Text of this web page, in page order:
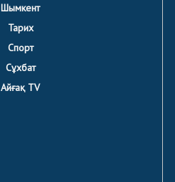
Шымкент
Тарих
Спорт
Сұхбат
Айғақ TV